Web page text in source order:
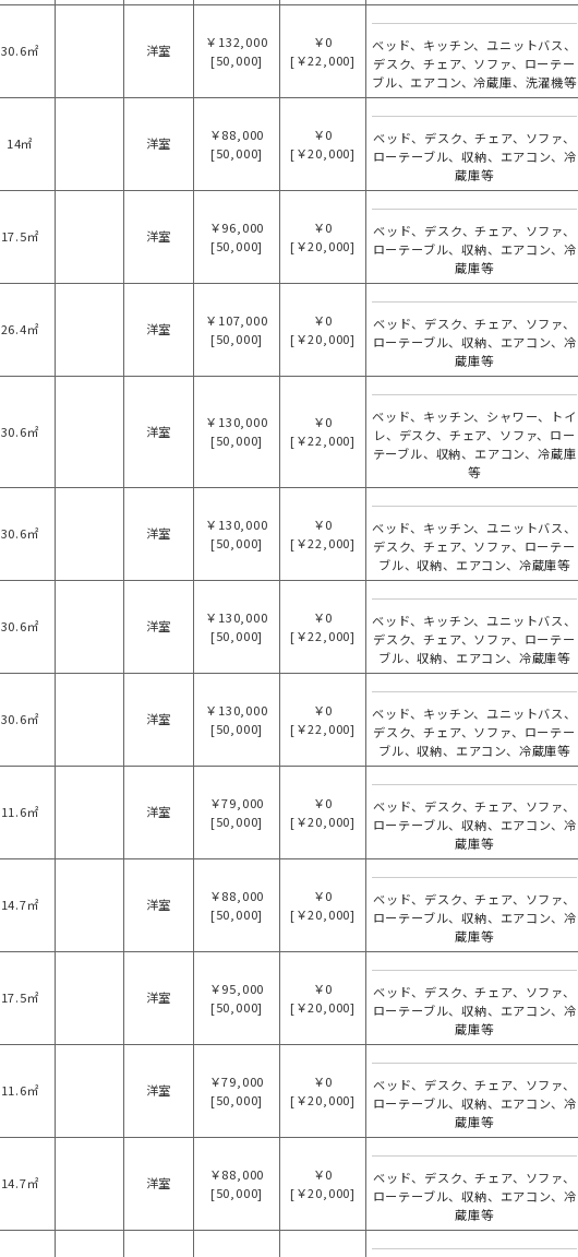
30.6㎡ 洋室
￥132,000
[50,000]
￥0
[￥22,000]
ベッド、キッチン、ユニットバス、
デスク、チェア、ソファ、ローテー
ブル、エアコン、冷蔵庫、洗濯機等
14㎡ 洋室
￥88,000
[50,000]
￥0
[￥20,000]
ベッド、デスク、チェア、ソファ、
ローテーブル、収納、エアコン、冷
蔵庫等
17.5㎡ 洋室
￥96,000
[50,000]
￥0
[￥20,000]
ベッド、デスク、チェア、ソファ、
ローテーブル、収納、エアコン、冷
蔵庫等
26.4㎡ 洋室
￥107,000
[50,000]
￥0
[￥20,000]
ベッド、デスク、チェア、ソファ、
ローテーブル、収納、エアコン、冷
蔵庫等
30.6㎡ 洋室
￥130,000
[50,000]
￥0
[￥22,000]
ベッド、キッチン、シャワー、トイ
レ、デスク、チェア、ソファ、ロー
テーブル、収納、エアコン、冷蔵庫
等
30.6㎡ 洋室
￥130,000
[50,000]
￥0
[￥22,000]
ベッド、キッチン、ユニットバス、
デスク、チェア、ソファ、ローテー
ブル、収納、エアコン、冷蔵庫等
30.6㎡ 洋室
￥130,000
[50,000]
￥0
[￥22,000]
ベッド、キッチン、ユニットバス、
デスク、チェア、ソファ、ローテー
ブル、収納、エアコン、冷蔵庫等
30.6㎡ 洋室
￥130,000
[50,000]
￥0
[￥22,000]
ベッド、キッチン、ユニットバス、
デスク、チェア、ソファ、ローテー
ブル、収納、エアコン、冷蔵庫等
11.6㎡ 洋室
￥79,000
[50,000]
￥0
[￥20,000]
ベッド、デスク、チェア、ソファ、
ローテーブル、収納、エアコン、冷
蔵庫等
14.7㎡ 洋室
￥88,000
[50,000]
￥0
[￥20,000]
ベッド、デスク、チェア、ソファ、
ローテーブル、収納、エアコン、冷
蔵庫等
17.5㎡ 洋室
￥95,000
[50,000]
￥0
[￥20,000]
ベッド、デスク、チェア、ソファ、
ローテーブル、収納、エアコン、冷
蔵庫等
11.6㎡ 洋室
￥79,000
[50,000]
￥0
[￥20,000]
ベッド、デスク、チェア、ソファ、
ローテーブル、収納、エアコン、冷
蔵庫等
14.7㎡ 洋室
￥88,000
[50,000]
￥0
[￥20,000]
ベッド、デスク、チェア、ソファ、
ローテーブル、収納、エアコン、冷
蔵庫等